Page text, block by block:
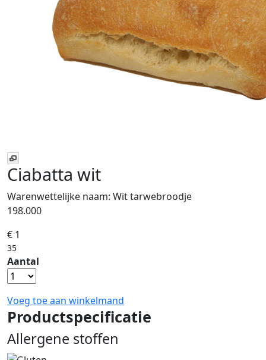
Ciabatta wit
Warenwettelijke naam: Wit tarwebroodje
198.000
€ 1
35
Aantal
Voeg toe aan winkelmand
Productspecificatie
Allergene stoffen